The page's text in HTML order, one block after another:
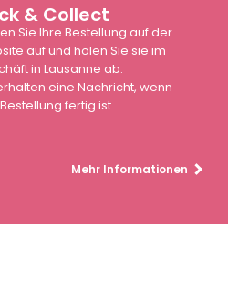
& Collect
Sie Ihre Bestellung auf der
auf und holen Sie sie im
in Lausanne ab.
eine Nachricht, wenn
fertig ist.
Mehr Informationen